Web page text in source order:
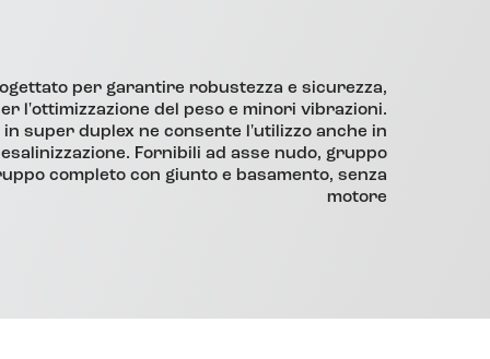
per garantire robustezza e sicurezza,
l'ottimizzazione del peso e minori vibrazioni.
in super duplex ne consente l'utilizzo anche in
Fornibili ad asse nudo, gruppo
completo con giunto e basamento, senza
motore